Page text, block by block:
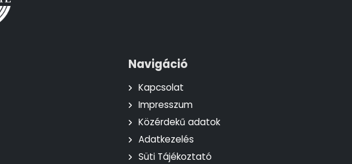
Navigáció
Kapcsolat
Impresszum
Közérdekű adatok
Adatkezelés
Süti Tájékoztató